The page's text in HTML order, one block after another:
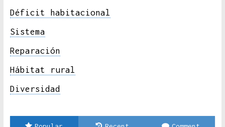
Déficit habitacional
Sistema
Reparación
Hábitat rural
Diversidad